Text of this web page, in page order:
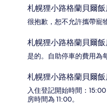
札幌狸小路格蘭貝爾
很抱歉，恕不允許攜帶寵物
札幌狸小路格蘭貝爾
是的。自助停車的費用為
札幌狸小路格蘭貝爾
入住登記開始時間：
房時間為 11:00。